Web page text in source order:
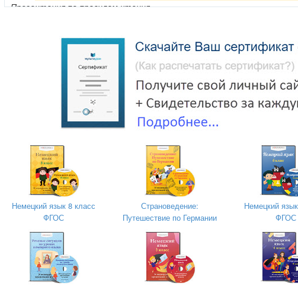
Презентация по правилам чтения
Немецкий язык 8 класс
ФГОС
Страноведение:
Путешествие по Германии
Немецкий
ФГОС